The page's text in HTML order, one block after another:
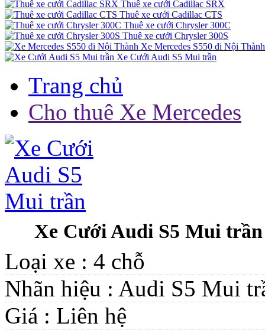
Thuê xe cưới Cadillac SRX
Thuê xe cưới Cadillac CTS
Thuê xe cưới Chrysler 300C
Thuê xe cưới Chrysler 300S
Xe Mercedes S550 đi Nội Thành
Xe Cưới Audi S5 Mui trần
Trang chủ
Cho thuê Xe Mercedes
Xe Cưới Audi S5 Mui trần
Loại xe : 4 chỗ
Nhãn hiệu : Audi S5 Mui
Giá : Liên hệ